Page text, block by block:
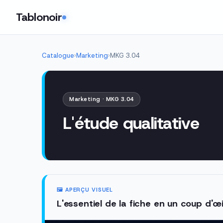
Tablonoir
Catalogue›Marketing›MKG 3.04
Marketing · MKG 3.04
L'étude qualitative
🖼️ APERÇU VISUEL
L'essentiel de la fiche en un coup